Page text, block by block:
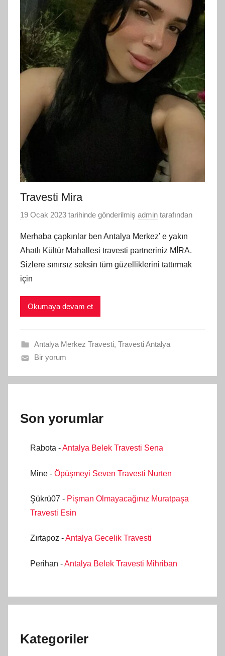
Travesti Mira
19 Ocak 2023 tarihinde gönderilmiş admin tarafından
Merhaba çapkınlar ben Antalya Merkez’ e yakın
Ahatlı Kültür Mahallesi travesti partneriniz MİRA.
Sizlere sınırsız seksin tüm güzelliklerini tattırmak
için
Okumaya devam et
Antalya Merkez Travesti, Travesti Antalya
Bir yorum
Son yorumlar
Rabota -Antalya Belek Travesti Sena
Mine - Öpüşmeyi Seven Travesti Nurten
Şükrü07 - Pişman Olmayacağınız Muratpaşa
Travesti Esin
Zırtapoz -Antalya Gecelik Travesti
Perihan -Antalya Belek Travesti Mihriban
Kategoriler